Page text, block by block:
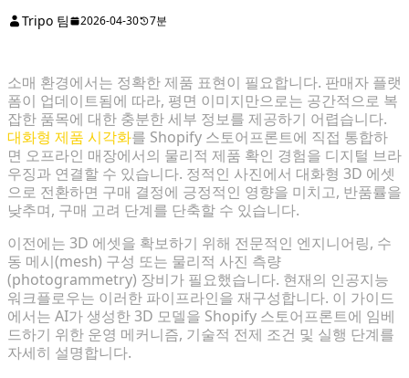
Tripo 팀
2026-04-30 7분
소매 환경에서는 정확한 제품 표현이 필요합니다. 판매자 플랫
폼이 업데이트됨에 따라, 평면 이미지만으로는 공간적으로 복
잡한 품목에 대한 충분한 세부 정보를 제공하기 어렵습니다.
대화형 제품 시각화를 Shopify 스토어프론트에 직접 통합하
면 오프라인 매장에서의 물리적 제품 확인 경험을 디지털 브라
우징과 연결할 수 있습니다. 정적인 사진에서 대화형 3D 에셋
으로 전환하면 구매 결정에 긍정적인 영향을 미치고, 반품률을
낮추며, 구매 고려 단계를 단축할 수 있습니다.
이전에는 3D 에셋을 확보하기 위해 전문적인 엔지니어링, 수
동 메시(mesh) 구성 또는 물리적 사진 측량
(photogrammetry) 장비가 필요했습니다. 현재의 인공지능
워크플로우는 이러한 파이프라인을 재구성합니다. 이 가이드
에서는 AI가 생성한 3D 모델을 Shopify 스토어프론트에 임베
드하기 위한 운영 메커니즘, 기술적 전제 조건 및 실행 단계를
자세히 설명합니다.